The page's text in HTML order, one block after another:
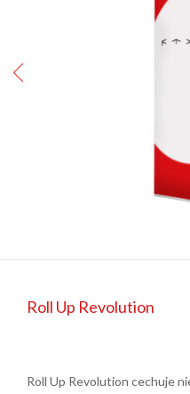
Roll Up Revolution
Roll Up Revolution cechuje